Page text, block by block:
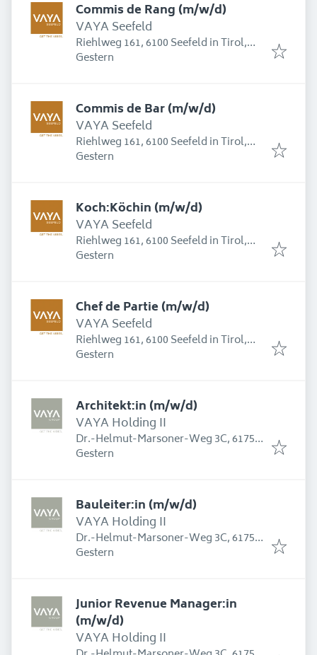
Commis de Rang (m/w/d)
VAYA Seefeld
Riehlweg 161, 6100 Seefeld in Tirol,
Österreich
Erschienen
Gestern
Commis de Bar (m/w/d)
VAYA Seefeld
Riehlweg 161, 6100 Seefeld in Tirol,
Österreich
Erschienen
Gestern
Koch:Köchin (m/w/d)
VAYA Seefeld
Riehlweg 161, 6100 Seefeld in Tirol,
Österreich
Erschienen
Gestern
Chef de Partie (m/w/d)
VAYA Seefeld
Riehlweg 161, 6100 Seefeld in Tirol,
Österreich
Erschienen
Gestern
Architekt:in (m/w/d)
VAYA Holding II
Dr.-Helmut-Marsoner-Weg 3C, 6175
Kematen in Tirol, Österreich
Erschienen
Gestern
Bauleiter:in (m/w/d)
VAYA Holding II
Dr.-Helmut-Marsoner-Weg 3C, 6175
Kematen in Tirol, Österreich
Erschienen
Gestern
Junior Revenue Manager:in
(m/w/d)
VAYA Holding II